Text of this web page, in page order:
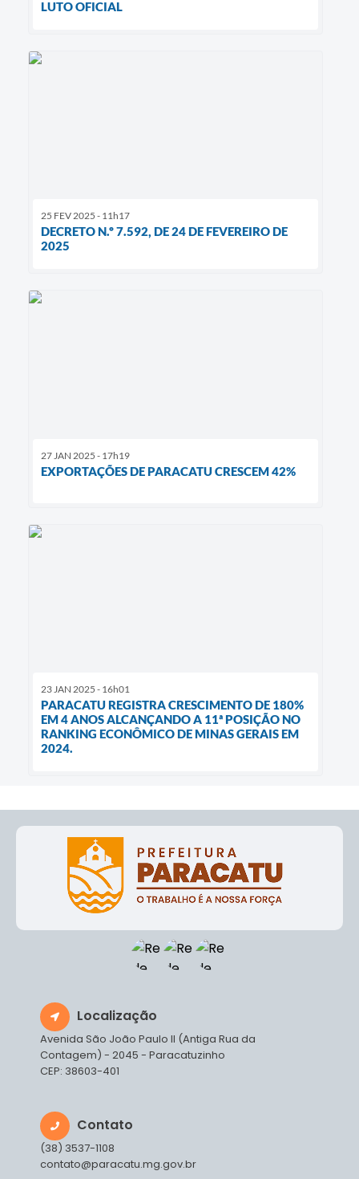
LUTO OFICIAL
25 FEV 2025 - 11h17
DECRETO N.º 7.592, DE 24 DE FEVEREIRO DE
2025
27 JAN 2025 - 17h19
EXPORTAÇÕES DE PARACATU CRESCEM 42%
23 JAN 2025 - 16h01
PARACATU REGISTRA CRESCIMENTO DE 180%
EM 4 ANOS ALCANÇANDO A 11ª POSIÇÃO NO
RANKING ECONÔMICO DE MINAS GERAIS EM
2024.
Localização
Avenida São João Paulo II (Antiga Rua da
Contagem) - 2045 - Paracatuzinho
CEP: 38603-401
Contato
(38) 3537-1108
contato@paracatu.mg.gov.br